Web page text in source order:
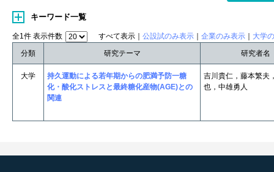
キーワード一覧
全1件 表示件数 すべて表示｜ 公設試のみ表示 企業のみ表示
大学
分類
研究テーマ 研究者名
大学
持久運動による若年期からの肥満予防一糖
化・酸化ストレスと最終糖化産物(AGE)との
関連
吉川貴仁，藤本繁夫
也，中雄勇人